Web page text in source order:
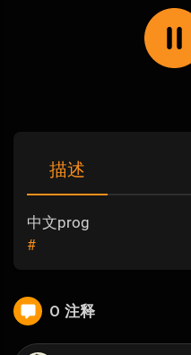
描述
中文prog
#
0 注释